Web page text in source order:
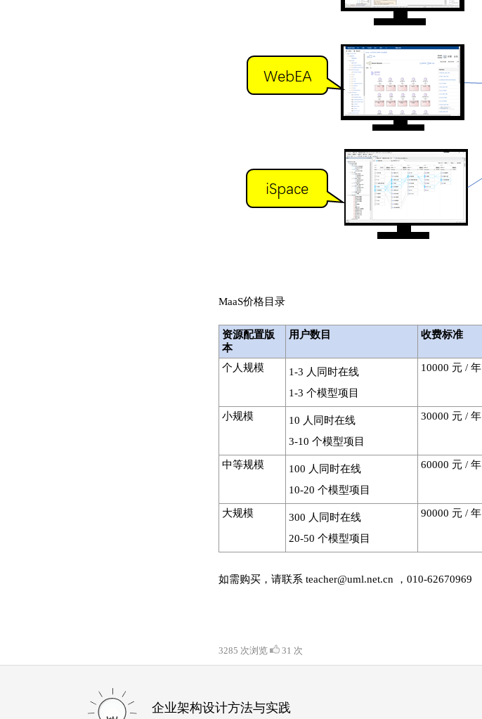
MaaS价格目录
资源配置版
本
用户数目 收费标准
个人规模
1-3 人同时在线
1-3 个模型项目
10000 元 / 年
小规模
10 人同时在线
3-10 个模型项目
30000 元 / 年
中等规模
100 人同时在线
10-20 个模型项目
60000 元 / 年
大规模
300 人同时在线
20-50 个模型项目
90000 元 / 年
如需购买，请联系 teacher@uml.net.cn ，010-62670969
3285 次浏览 31 次